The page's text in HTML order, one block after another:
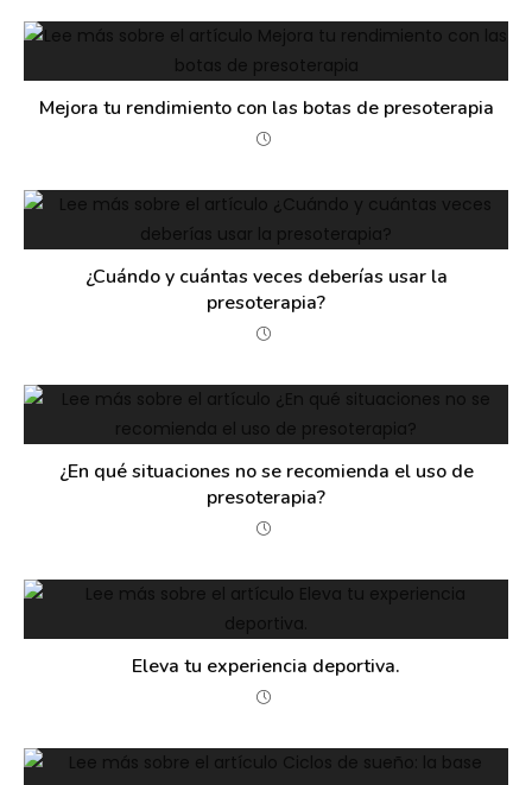
Mejora tu rendimiento con las botas de presoterapia
¿Cuándo y cuántas veces deberías usar la
presoterapia?
¿En qué situaciones no se recomienda el uso de
presoterapia?
Eleva tu experiencia deportiva.